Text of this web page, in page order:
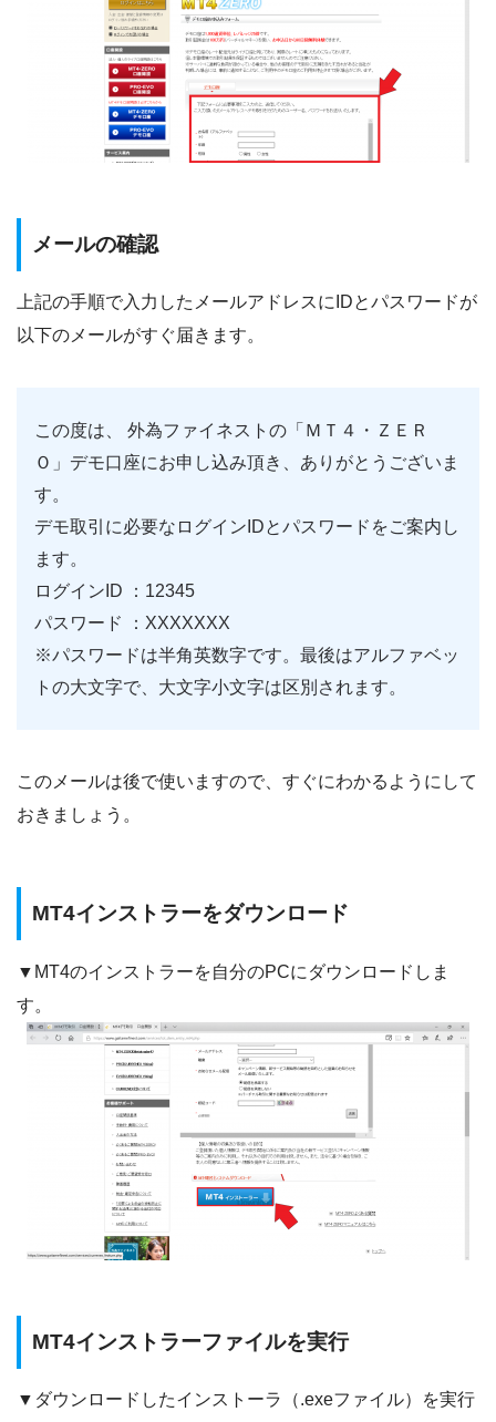
メールの確認
上記の手順で入力したメールアドレスにIDとパスワードが
以下のメールがすぐ届きます。
この度は、 外為ファイネストの「ＭＴ４・ＺＥＲ
Ｏ」デモ口座にお申し込み頂き、ありがとうございま
す。
デモ取引に必要なログインIDとパスワードをご案内し
ます。
ログインID ：12345
パスワード ：XXXXXXX
※パスワードは半角英数字です。最後はアルファベッ
トの大文字で、大文字小文字は区別されます。
このメールは後で使いますので、すぐにわかるようにして
おきましょう。
MT4インストラーをダウンロード
▼MT4のインストラーを自分のPCにダウンロードしま
す。
MT4インストラーファイルを実行
▼ダウンロードしたインストーラ（.exeファイル）を実行